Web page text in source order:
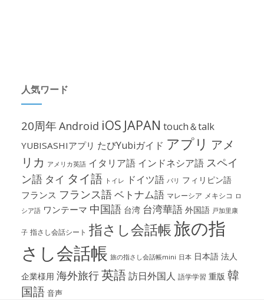
人気ワード
20周年Android iOS JAPAN touch＆talk
YUBISASHIアプリ たびYubiガイド アプリ アメ
リカ アメリカ英語 イタリア語 インドネシア語 スペイ
ン語 タイ タイ語 トイレ ドイツ語 パリ フィリピン語
フランス フランス語ベトナム語 マレーシア メキシコ ロ
シア語 ワンテーマ 中国語 台湾 台湾華語 外国語 戸加里康
子 指さし会話シート 指さし会話帳旅の指
さし会話帳 旅の指さし会話帳mini 日本 日本語 法人
企業様用 海外旅行英語訪日外国人 語学学習 重版 韓
国語 音声